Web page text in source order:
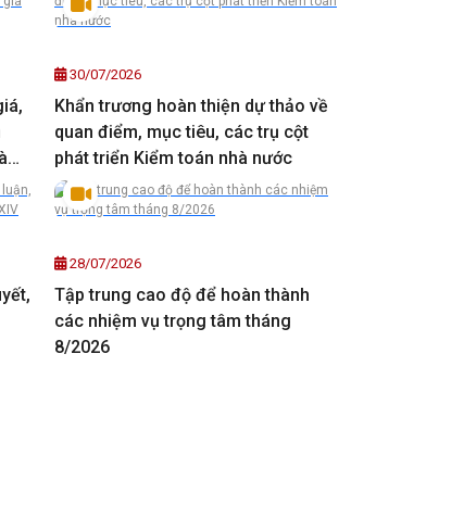
30/07/2026
Khẩn trương hoàn thiện dự thảo về
quan điểm, mục tiêu, các trụ cột
phát triển Kiểm toán nhà nước
28/07/2026
Tập trung cao độ để hoàn thành
các nhiệm vụ trọng tâm tháng
8/2026